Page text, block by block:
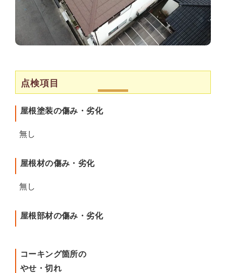
点検項目
屋根塗装の傷み・劣化
無し
屋根材の傷み・劣化
無し
屋根部材の傷み・劣化
コーキング箇所の
やせ・切れ